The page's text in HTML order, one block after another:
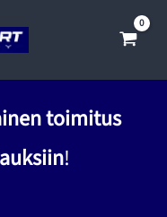
toimitus
!